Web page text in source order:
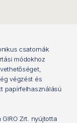
csatornák
módokhoz
végzést és
papírfelhasználású
Zrt. nyújtotta